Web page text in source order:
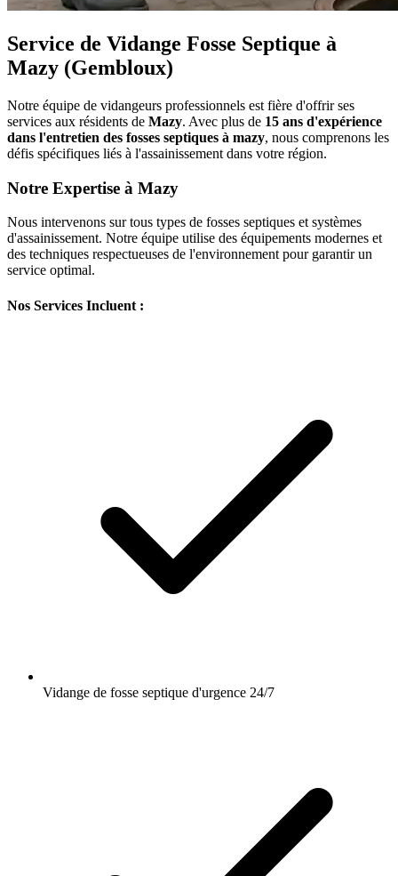
Service de Vidange Fosse Septique à
Mazy (Gembloux)
Notre équipe de vidangeurs professionnels est fière d'offrir ses
services aux résidents de Mazy. Avec plus de 15 ans d'expérience
dans l'entretien des fosses septiques à mazy, nous comprenons les
défis spécifiques liés à l'assainissement dans votre région.
Notre Expertise à Mazy
Nous intervenons sur tous types de fosses septiques et systèmes
d'assainissement. Notre équipe utilise des équipements modernes et
des techniques respectueuses de l'environnement pour garantir un
service optimal.
Nos Services Incluent :
Vidange de fosse septique d'urgence 24/7